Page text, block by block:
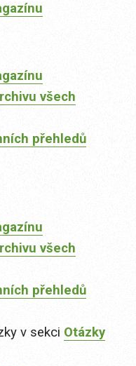
všech
přehledů
všech
přehledů
v sekci Otázky